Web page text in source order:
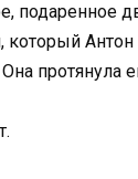
подаренное
Антон
протянула